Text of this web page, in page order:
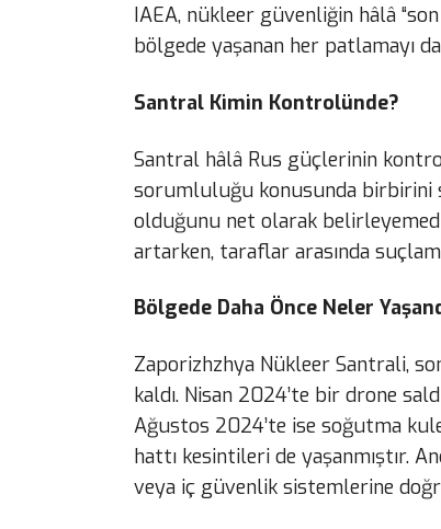
IAEA, nükleer güvenliğin hâlâ
bölgede yaşanan her patlamayı
Santral Kimin Kontrolünde?
Santral hâlâ Rus güçlerinin
sorumluluğu konusunda birbirini
olduğunu net olarak
artarken, taraflar arasında
Bölgede Daha Önce Neler
Zaporizhzhya Nükleer Santrali,
kaldı. Nisan 2024’te bir drone
Ağustos 2024’te ise soğutma
hattı kesintileri de yaşanmıştır.
veya iç güvenlik sistemlerine